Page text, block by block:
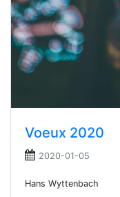
Voeux 2020
2020-01-05
Hans Wyttenbach